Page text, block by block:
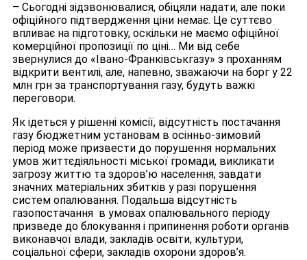
– Сьогодні зідзвонювалися, обіцяли надати, але поки
офіційного підтвердження ціни немає. Це суттєво
впливає на підготовку, оскільки не маємо офіційної
комерційної пропозиції по ціні… Ми від себе
звернулися до «Івано-Франківськгазу» з проханням
відкрити вентилі, але, напевно, зважаючи на борг у 22
млн грн за транспортування газу, будуть важкі
переговори.
Як ідеться у рішенні комісії, відсутність постачання
газу бюджетним установам в осінньо-зимовий
період може призвести до порушення нормальних
умов життєдіяльності міської громади, викликати
загрозу життю та здоров’ю населення, завдати
значних матеріальних збитків у разі порушення
систем опалювання. Подальша відсутність
газопостачання в умовах опалювального періоду
призведе до блокування і припинення роботи органів
виконавчої влади, закладів освіти, культури,
соціальної сфери, закладів охорони здоров’я.